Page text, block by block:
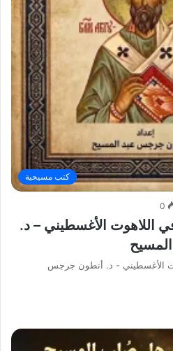
كتب مسيحية
0
اللاهوت الأغسطيني – د.
الأغسطيني - د. أنطون جرجس